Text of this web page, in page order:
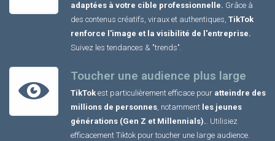
adaptées à votre cible professionnelle. Grâce à
des contenus créatifs, viraux et authentiques, TikTok
renforce l'image et la visibilité de l'entreprise.
Suivez les tendances & "trends".
Toucher une audience plus large
TikTok est particulièrement efficace pour atteindre des
millions de personnes, notamment les jeunes
générations (Gen Z et Millennials).. Utilisiez
efficacement Tiktok pour toucher une large audience.